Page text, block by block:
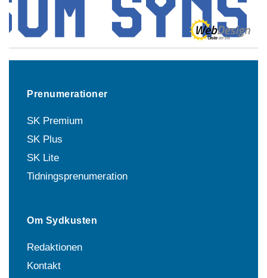
Prenumerationer
SK Premium
SK Plus
SK Lite
Tidningsprenumeration
Om Sydkusten
Redaktionen
Kontakt